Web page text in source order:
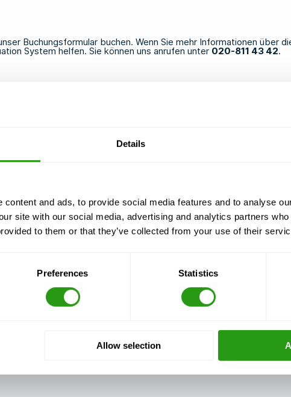
Details
content and ads, to provide social media features and to analyse
site with our social media, advertising and analytics partners
to them or that they’ve collected from your use of their
Preferences Statistics
Allow selection
Buchungsformular buchen. Wenn Sie mehr Informationen über
System helfen. Sie können uns anrufen unter 020-811 43 42.